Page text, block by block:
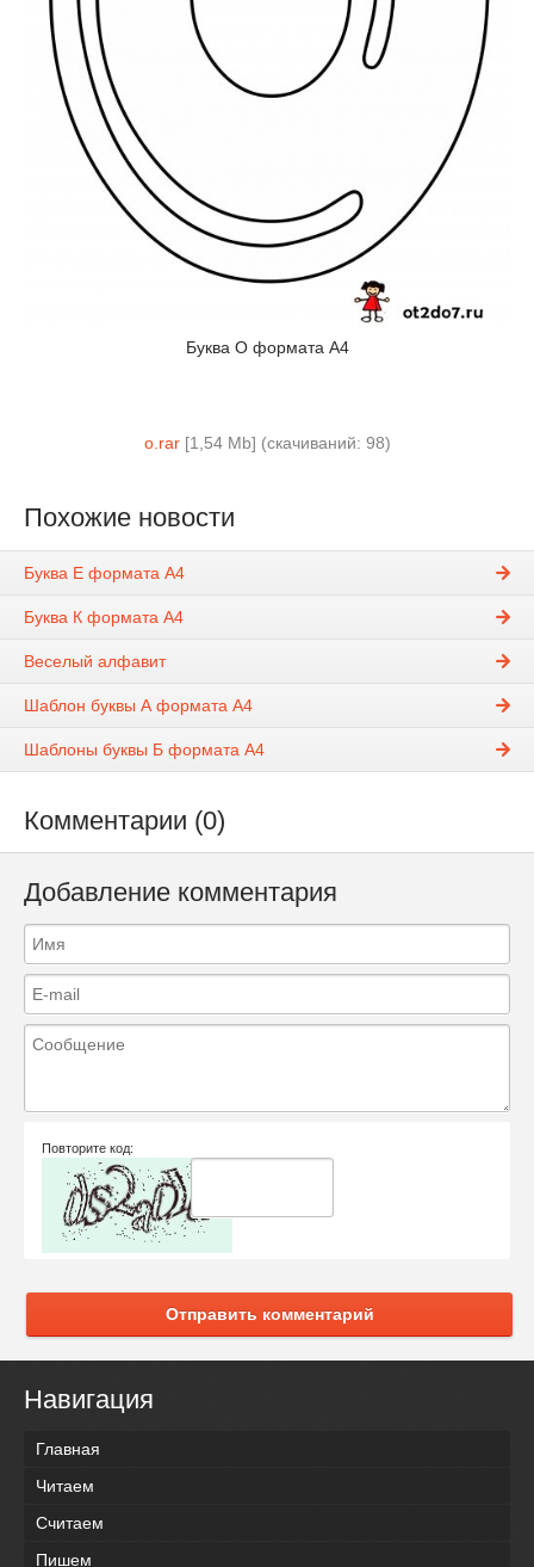
Буква О формата А4
o.rar[1,54 Mb] (cкачиваний: 98)
Похожие новости
Буква Е формата А4
Буква К формата А4
Веселый алфавит
Шаблон буквы А формата А4
Шаблоны буквы Б формата А4
Комментарии (0)
Добавление комментария
Повторите код:
Отправить комментарий
Навигация
Главная
Читаем
Считаем
Пишем